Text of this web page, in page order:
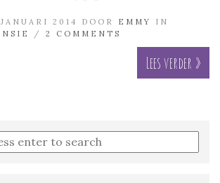
2014 DOOR EMMY
IN
/ 2 COMMENTS
Lees verder »